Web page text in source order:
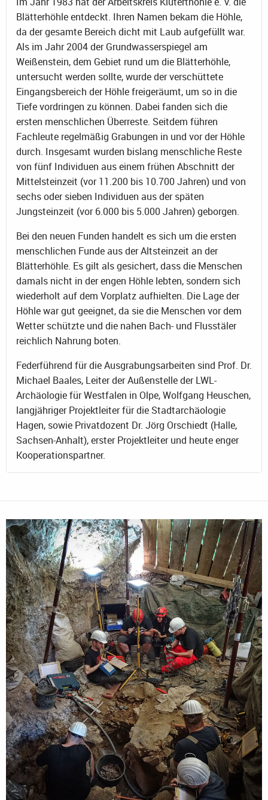
Blätterhöhle entdeckt. Ihren Namen bekam die Höhle,
da der gesamte Bereich dicht mit Laub aufgefüllt war.
Als im Jahr 2004 der Grundwasserspiegel am
Weißenstein, dem Gebiet rund um die Blätterhöhle,
untersucht werden sollte, wurde der verschüttete
Eingangsbereich der Höhle freigeräumt, um so in die
Tiefe vordringen zu können. Dabei fanden sich die
ersten menschlichen Überreste. Seitdem führen
Fachleute regelmäßig Grabungen in und vor der Höhle
durch. Insgesamt wurden bislang menschliche Reste
von fünf Individuen aus einem frühen Abschnitt der
Mittelsteinzeit (vor 11.200 bis 10.700 Jahren) und von
sechs oder sieben Individuen aus der späten
Jungsteinzeit (vor 6.000 bis 5.000 Jahren) geborgen.
Bei den neuen Funden handelt es sich um die ersten
menschlichen Funde aus der Altsteinzeit an der
Blätterhöhle. Es gilt als gesichert, dass die Menschen
damals nicht in der engen Höhle lebten, sondern sich
wiederholt auf dem Vorplatz aufhielten. Die Lage der
Höhle war gut geeignet, da sie die Menschen vor dem
Wetter schützte und die nahen Bach- und Flusstäler
reichlich Nahrung boten.
Federführend für die Ausgrabungsarbeiten sind Prof. Dr.
Michael Baales, Leiter der Außenstelle der LWL-
Archäologie für Westfalen in Olpe, Wolfgang Heuschen,
langjähriger Projektleiter für die Stadtarchäologie
Hagen, sowie Privatdozent Dr. Jörg Orschiedt (Halle,
Sachsen-Anhalt), erster Projektleiter und heute enger
Kooperationspartner.